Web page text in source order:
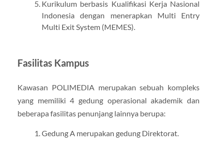
Kurikulum berbasis Kualifikasi Kerja Nasional
Indonesia dengan menerapkan Multi Entry
Multi Exit System (MEMES).
Fasilitas Kampus
Kawasan POLIMEDIA merupakan sebuah kompleks
yang memiliki 4 gedung operasional akademik dan
beberapa fasilitas penunjang lainnya berupa:
Gedung A merupakan gedung Direktorat.